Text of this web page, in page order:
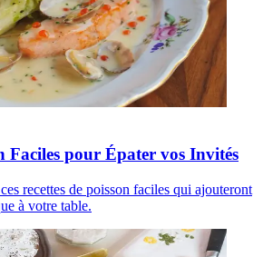
Faciles pour Épater vos Invités
recettes de poisson faciles qui ajouteront
à votre table.